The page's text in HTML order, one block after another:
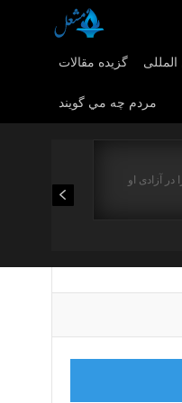
گزیده مقالات
مردم چه مي گويند
آزادی او